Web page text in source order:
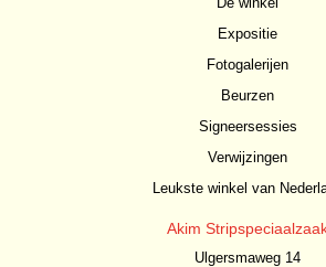
Expositie
Fotogalerijen
Beurzen
Signeersessies
Verwijzingen
Leukste winkel van
Akim
Ulgersmaweg 14